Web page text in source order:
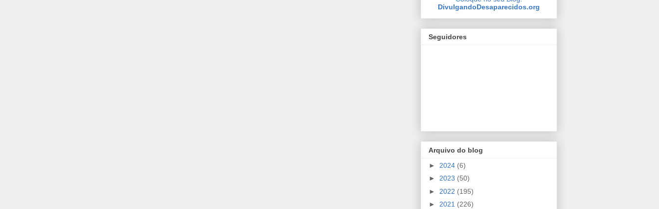
DivulgandoDesaparecidos.org
Seguidores
Arquivo do blog
► 2024 (6)
► 2023 (50)
► 2022 (195)
► 2021 (226)